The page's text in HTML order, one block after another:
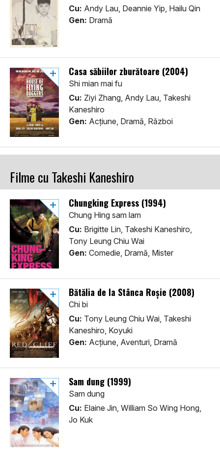
Cu: Andy Lau, Deannie Yip, Hailu Qin
Gen: Dramă
Casa săbiilor zburătoare (2004)
Shi mian mai fu
Cu: Ziyi Zhang, Andy Lau, Takeshi
Kaneshiro
Gen: Acţiune, Dramă, Război
Filme cu Takeshi Kaneshiro
Chungking Express (1994)
Chung Hing sam lam
Cu: Brigitte Lin, Takeshi Kaneshiro,
Tony Leung Chiu Wai
Gen: Comedie, Dramă, Mister
Bătălia de la Stânca Roșie (2008)
Chi bi
Cu: Tony Leung Chiu Wai, Takeshi
Kaneshiro, Koyuki
Gen: Acţiune, Aventuri, Dramă
Sam dung (1999)
Sam dung
Cu: Elaine Jin, William So Wing Hong,
Jo Kuk